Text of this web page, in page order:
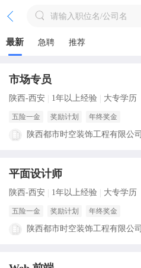
请输入职位名/公司名
最新 急聘 推荐
市场专员
陕西-西安 1年以上经验 大专学历
五险一金 奖励计划 年终奖金
陕西都市时空装饰工程有限公司
平面设计师
陕西-西安 1年以上经验 大专学历
五险一金 奖励计划 年终奖金
陕西都市时空装饰工程有限公司